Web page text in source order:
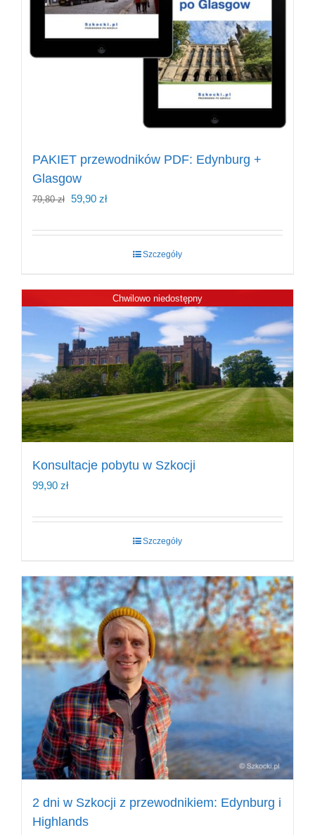
PAKIET przewodników PDF: Edynburg +
Glasgow
79,80zł Pierwotna
59,90 złAktualna
59,90 zł.
Szczegóły
Chwilowo niedostępny
Konsultacje pobytu w Szkocji
99,90 zł
Szczegóły
2 dni w Szkocji z przewodnikiem: Edynburg i
Highlands